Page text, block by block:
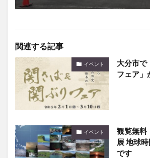
関連する記事
イベント
大分市で
フェア」
イベント
観覧無料
展 地球
です